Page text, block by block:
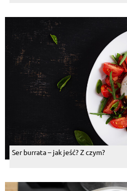
Ser burrata – jak jeść? Z czym?